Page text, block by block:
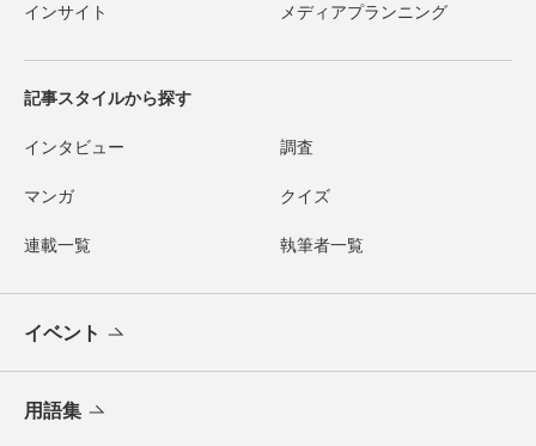
インサイト メディアプランニング
記事スタイルから探す
インタビュー 調査
マンガ クイズ
連載一覧 執筆者一覧
イベント
用語集